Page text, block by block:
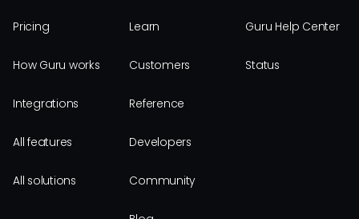
Pricing
How Guru works
Integrations
All features
All solutions
Learn
Customers
Reference
Developers
Community
Guru Help Center
Status